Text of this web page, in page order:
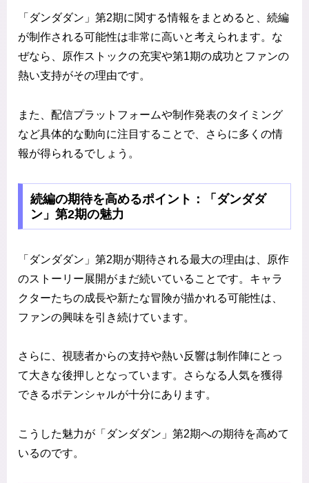
「ダンダダン」第2期に関する情報をまとめると、続編
が制作される可能性は非常に高いと考えられます。な
ぜなら、原作ストックの充実や第1期の成功とファンの
熱い支持がその理由です。
また、配信プラットフォームや制作発表のタイミング
など具体的な動向に注目することで、さらに多くの情
報が得られるでしょう。
続編の期待を高めるポイント：「ダンダダ
ン」第2期の魅力
「ダンダダン」第2期が期待される最大の理由は、原作
のストーリー展開がまだ続いていることです。キャラ
クターたちの成長や新たな冒険が描かれる可能性は、
ファンの興味を引き続けています。
さらに、視聴者からの支持や熱い反響は制作陣にとっ
て大きな後押しとなっています。さらなる人気を獲得
できるポテンシャルが十分にあります。
こうした魅力が「ダンダダン」第2期への期待を高めて
いるのです。